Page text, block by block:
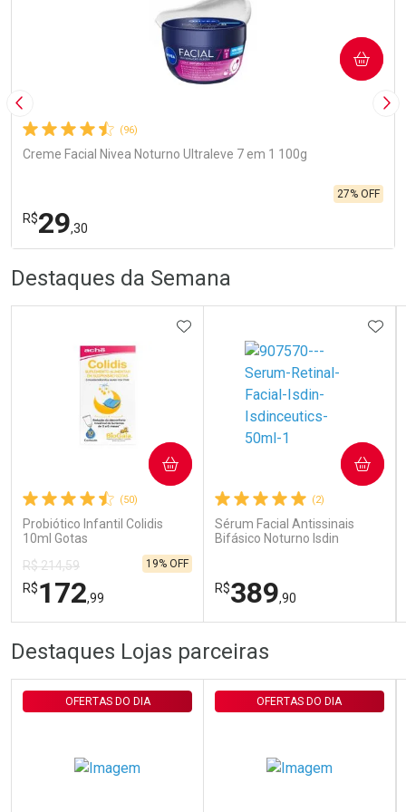
Imagem Anterior
(96)
Creme Facial Nivea Noturno Ultraleve 7 em 1 100g
R$29,30
27% OFF
COMPRAR
Laboratório
Comprar sem Desconto
Por R$ 29,30/cada
Por Menos
Comprar sem Desconto
Por R$ 29,30/cada
Destaques da Semana
(50)
Probiótico Infantil Colidis
10ml Gotas
R$ 214,59
R$172,99
19% OFF
ADICIONAR AOS FAVORITOS
COMPRAR
FECHAR
Laboratório
FECHAR
Por Menos
(2)
Sérum Facial Antissinais
Bifásico Noturno Isdin
R$389,90
COMPRAR
Por Menos
Destaques Lojas parceiras
OFERTAS DO DIA OFERTAS DO DIA